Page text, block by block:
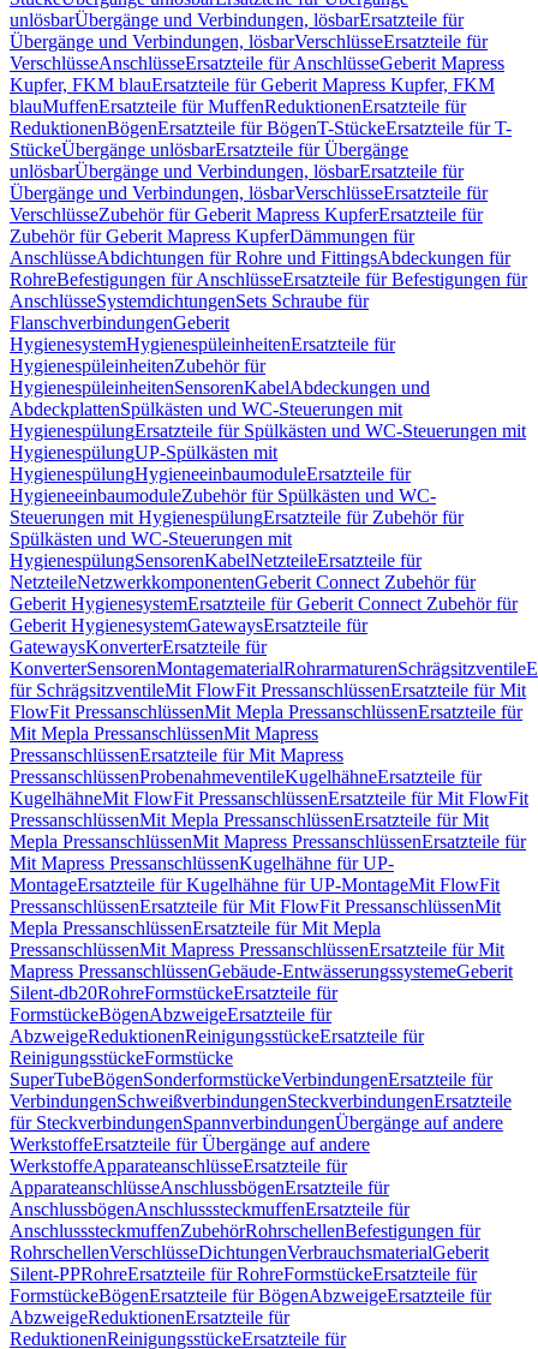
unlösbarÜbergänge und Verbindungen, lösbarErsatzteile für
Übergänge und Verbindungen, lösbarVerschlüsseErsatzteile für
VerschlüsseAnschlüsseErsatzteile für AnschlüsseGeberit Mapress
Kupfer, FKM blauErsatzteile für Geberit Mapress Kupfer, FKM
blauMuffenErsatzteile für MuffenReduktionenErsatzteile für
ReduktionenBögenErsatzteile für BögenT-StückeErsatzteile für T-
StückeÜbergänge unlösbarErsatzteile für Übergänge
unlösbarÜbergänge und Verbindungen, lösbarErsatzteile für
Übergänge und Verbindungen, lösbarVerschlüsseErsatzteile für
VerschlüsseZubehör für Geberit Mapress KupferErsatzteile für
Zubehör für Geberit Mapress KupferDämmungen für
AnschlüsseAbdichtungen für Rohre und FittingsAbdeckungen für
RohreBefestigungen für AnschlüsseErsatzteile für Befestigungen für
AnschlüsseSystemdichtungenSets Schraube für
FlanschverbindungenGeberit
HygienesystemHygienespüleinheitenErsatzteile für
HygienespüleinheitenZubehör für
HygienespüleinheitenSensorenKabelAbdeckungen und
AbdeckplattenSpülkästen und WC-Steuerungen mit
HygienespülungErsatzteile für Spülkästen und WC-Steuerungen mit
HygienespülungUP-Spülkästen mit
HygienespülungHygieneeinbaumoduleErsatzteile für
HygieneeinbaumoduleZubehör für Spülkästen und WC-
Steuerungen mit HygienespülungErsatzteile für Zubehör für
Spülkästen und WC-Steuerungen mit
HygienespülungSensorenKabelNetzteileErsatzteile für
NetzteileNetzwerkkomponentenGeberit Connect Zubehör für
Geberit HygienesystemErsatzteile für Geberit Connect Zubehör für
Geberit HygienesystemGatewaysErsatzteile für
GatewaysKonverterErsatzteile für
KonverterSensorenMontagematerialRohrarmaturenSchrägsitzventile
für SchrägsitzventileMit FlowFit PressanschlüssenErsatzteile für Mit
FlowFit PressanschlüssenMit Mepla PressanschlüssenErsatzteile für
Mit Mepla PressanschlüssenMit Mapress
PressanschlüssenErsatzteile für Mit Mapress
PressanschlüssenProbenahmeventileKugelhähneErsatzteile für
KugelhähneMit FlowFit PressanschlüssenErsatzteile für Mit FlowFit
PressanschlüssenMit Mepla PressanschlüssenErsatzteile für Mit
Mepla PressanschlüssenMit Mapress PressanschlüssenErsatzteile für
Mit Mapress PressanschlüssenKugelhähne für UP-
MontageErsatzteile für Kugelhähne für UP-MontageMit FlowFit
PressanschlüssenErsatzteile für Mit FlowFit PressanschlüssenMit
Mepla PressanschlüssenErsatzteile für Mit Mepla
PressanschlüssenMit Mapress PressanschlüssenErsatzteile für Mit
Mapress PressanschlüssenGebäude-EntwässerungssystemeGeberit
Silent-db20RohreFormstückeErsatzteile für
FormstückeBögenAbzweigeErsatzteile für
AbzweigeReduktionenReinigungsstückeErsatzteile für
ReinigungsstückeFormstücke
SuperTubeBögenSonderformstückeVerbindungenErsatzteile für
VerbindungenSchweißverbindungenSteckverbindungenErsatzteile
für SteckverbindungenSpannverbindungenÜbergänge auf andere
WerkstoffeErsatzteile für Übergänge auf andere
WerkstoffeApparateanschlüsseErsatzteile für
ApparateanschlüsseAnschlussbögenErsatzteile für
AnschlussbögenAnschlusssteckmuffenErsatzteile für
AnschlusssteckmuffenZubehörRohrschellenBefestigungen für
RohrschellenVerschlüsseDichtungenVerbrauchsmaterialGeberit
Silent-PPRohreErsatzteile für RohreFormstückeErsatzteile für
FormstückeBögenErsatzteile für BögenAbzweigeErsatzteile für
AbzweigeReduktionenErsatzteile für
ReduktionenReinigungsstückeErsatzteile für